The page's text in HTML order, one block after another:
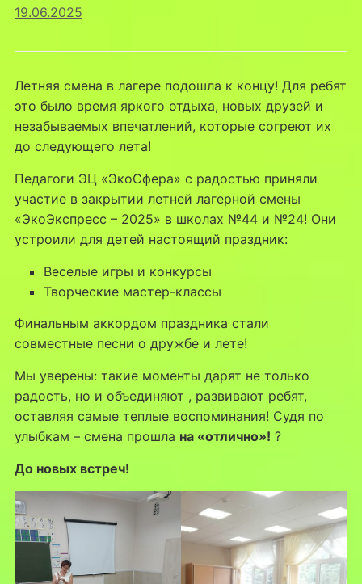
19.06.2025
Летняя смена в лагере подошла к концу! Для ребят
это было время яркого отдыха, новых друзей и
незабываемых впечатлений, которые согреют их
до следующего лета!
Педагоги ЭЦ «ЭкоСфера» с радостью приняли
участие в закрытии летней лагерной смены
«ЭкоЭкспресс – 2025» в школах №44 и №24! Они
устроили для детей настоящий праздник:
Веселые игры и конкурсы
Творческие мастер-классы
Финальным аккордом праздника стали
совместные песни о дружбе и лете!
Мы уверены: такие моменты дарят не только
радость, но и объединяют , развивают ребят,
оставляя самые теплые воспоминания! Судя по
улыбкам – смена прошла на «отлично»! ?
До новых встреч!